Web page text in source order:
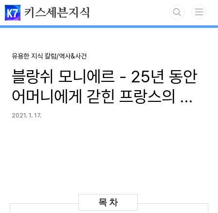
본문 바로가기
키스세븐지식
유용한 지식 칼럼/역사&사건
블랑쉬 모니에르 - 25년 동안
어머니에게 갇힌 프랑스의 변
호사 약혼녀
2021. 1. 17.